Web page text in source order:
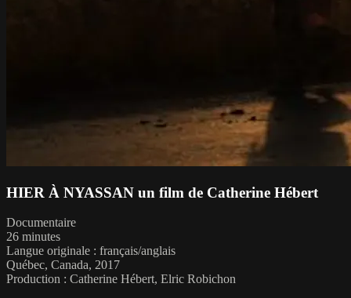
HIER À NYASSAN un film de Catherine Hébert
Documentaire
26 minutes
Langue originale : français/anglais
Québec, Canada, 2017
Production : Catherine Hébert, Elric Robichon